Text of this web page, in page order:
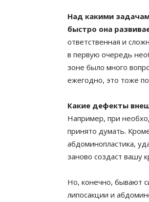
Над какими
быстро она
ответственная и
в первую очередь
зоне было много
ежегодно, это тоже
Какие дефекты
Например, при
принято думать.
абдоминопластика,
заново создаст вашу
Но, конечно, бывают
липосакции и